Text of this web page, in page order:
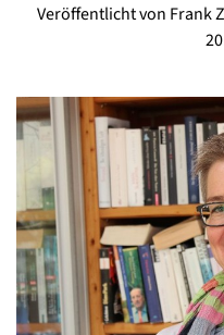
Veröffentlicht von Frank